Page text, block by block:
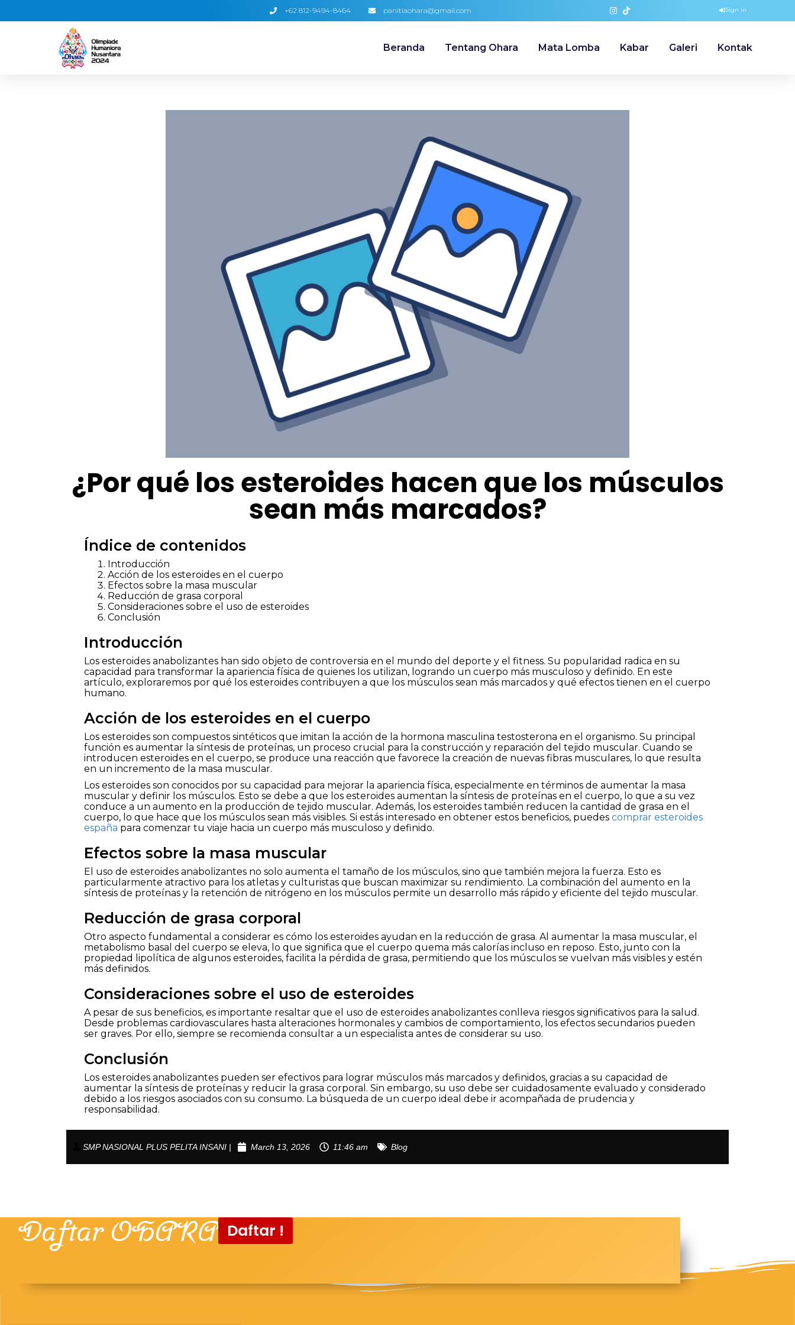
+62 812-9494-8464 panitiaohara@gmail.com Sign in
Beranda Tentang Ohara Mata Lomba Kabar Galeri Kontak
¿Por qué los esteroides hacen que los músculos
sean más marcados?
Índice de contenidos
Introducción
Acción de los esteroides en el cuerpo
Efectos sobre la masa muscular
Reducción de grasa corporal
Consideraciones sobre el uso de esteroides
Conclusión
Introducción
Los esteroides anabolizantes han sido objeto de controversia en el mundo del deporte y el fitness. Su popularidad radica en su
capacidad para transformar la apariencia física de quienes los utilizan, logrando un cuerpo más musculoso y definido. En este
artículo, exploraremos por qué los esteroides contribuyen a que los músculos sean más marcados y qué efectos tienen en el cuerpo
humano.
Acción de los esteroides en el cuerpo
Los esteroides son compuestos sintéticos que imitan la acción de la hormona masculina testosterona en el organismo. Su principal
función es aumentar la síntesis de proteínas, un proceso crucial para la construcción y reparación del tejido muscular. Cuando se
introducen esteroides en el cuerpo, se produce una reacción que favorece la creación de nuevas fibras musculares, lo que resulta
en un incremento de la masa muscular.
Los esteroides son conocidos por su capacidad para mejorar la apariencia física, especialmente en términos de aumentar la masa
muscular y definir los músculos. Esto se debe a que los esteroides aumentan la síntesis de proteínas en el cuerpo, lo que a su vez
conduce a un aumento en la producción de tejido muscular. Además, los esteroides también reducen la cantidad de grasa en el
cuerpo, lo que hace que los músculos sean más visibles. Si estás interesado en obtener estos beneficios, puedes comprar esteroides
españa para comenzar tu viaje hacia un cuerpo más musculoso y definido.
Efectos sobre la masa muscular
El uso de esteroides anabolizantes no solo aumenta el tamaño de los músculos, sino que también mejora la fuerza. Esto es
particularmente atractivo para los atletas y culturistas que buscan maximizar su rendimiento. La combinación del aumento en la
síntesis de proteínas y la retención de nitrógeno en los músculos permite un desarrollo más rápido y eficiente del tejido muscular.
Reducción de grasa corporal
Otro aspecto fundamental a considerar es cómo los esteroides ayudan en la reducción de grasa. Al aumentar la masa muscular, el
metabolismo basal del cuerpo se eleva, lo que significa que el cuerpo quema más calorías incluso en reposo. Esto, junto con la
propiedad lipolítica de algunos esteroides, facilita la pérdida de grasa, permitiendo que los músculos se vuelvan más visibles y estén
más definidos.
Consideraciones sobre el uso de esteroides
A pesar de sus beneficios, es importante resaltar que el uso de esteroides anabolizantes conlleva riesgos significativos para la salud.
Desde problemas cardiovasculares hasta alteraciones hormonales y cambios de comportamiento, los efectos secundarios pueden
ser graves. Por ello, siempre se recomienda consultar a un especialista antes de considerar su uso.
Conclusión
Los esteroides anabolizantes pueden ser efectivos para lograr músculos más marcados y definidos, gracias a su capacidad de
aumentar la síntesis de proteínas y reducir la grasa corporal. Sin embargo, su uso debe ser cuidadosamente evaluado y considerado
debido a los riesgos asociados con su consumo. La búsqueda de un cuerpo ideal debe ir acompañada de prudencia y
responsabilidad.
SMP NASIONAL PLUS PELITA INSANI | March 13, 2026 11:46 am Blog
Daftar OHARA Daftar !